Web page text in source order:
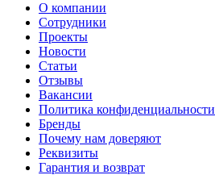
О компании
Сотрудники
Проекты
Новости
Статьи
Отзывы
Вакансии
Политика конфиденциальности
Бренды
Почему нам доверяют
Реквизиты
Гарантия и возврат